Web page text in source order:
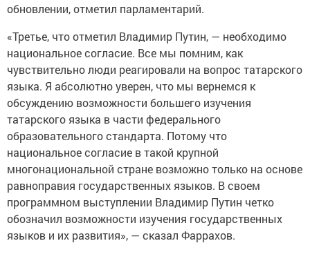
обновлении, отметил парламентарий.
«Третье, что отметил Владимир Путин, — необходимо
национальное согласие. Все мы помним, как
чувствительно люди реагировали на вопрос татарского
языка. Я абсолютно уверен, что мы вернемся к
обсуждению возможности большего изучения
татарского языка в части федерального
образовательного стандарта. Потому что
национальное согласие в такой крупной
многонациональной стране возможно только на основе
равноправия государственных языков. В своем
программном выступлении Владимир Путин четко
обозначил возможности изучения государственных
языков и их развития», — сказал Фаррахов.